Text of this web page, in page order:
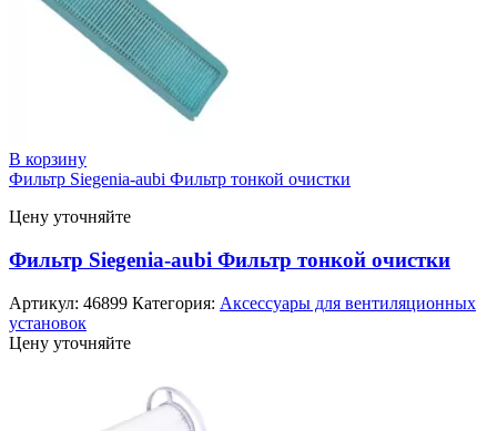
В корзину
Фильтр Siegenia-aubi Фильтр тонкой очистки
Цену уточняйте
Фильтр Siegenia-aubi Фильтр тонкой очистки
Артикул: 46899 Категория: Аксессуары для вентиляционных
установок
Цену уточняйте